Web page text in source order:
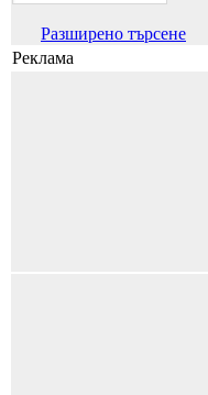
Разширено търсене
Реклама